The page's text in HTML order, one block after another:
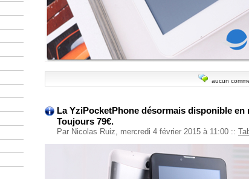
aucun
La YziPocketPhone désormais disponible en
Toujours 79€.
Par Nicolas Ruiz, mercredi 4 février 2015 à 11:00 ::